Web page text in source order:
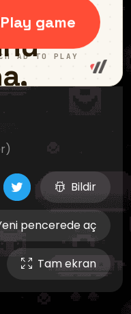
Bildir
pencerede aç
Tam ekran